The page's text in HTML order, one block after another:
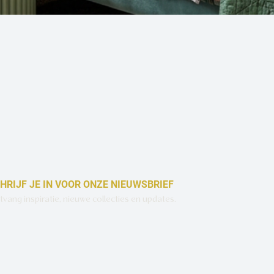
JE IN VOOR ONZE NIEUWSBRIEF
inspiratie, nieuwe collecties en updates.